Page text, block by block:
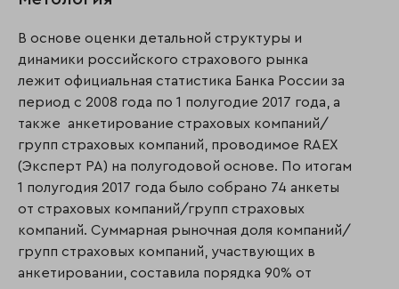
В основе оценки детальной структуры и
динамики российского страхового рынка
лежит официальная статистика Банка России за
период с 2008 года по 1 полугодие 2017 года, а
также анкетирование страховых компаний/
групп страховых компаний, проводимое RAEX
(Эксперт РА) на полугодовой основе. По итогам
1 полугодия 2017 года было собрано 74 анкеты
от страховых компаний/групп страховых
компаний. Суммарная рыночная доля компаний/
групп страховых компаний, участвующих в
анкетировании, составила порядка 90% от